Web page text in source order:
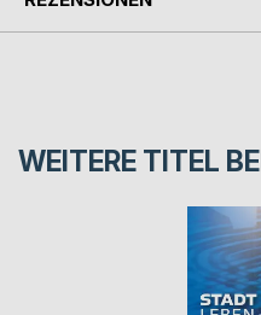
WEITERE TITEL BEI